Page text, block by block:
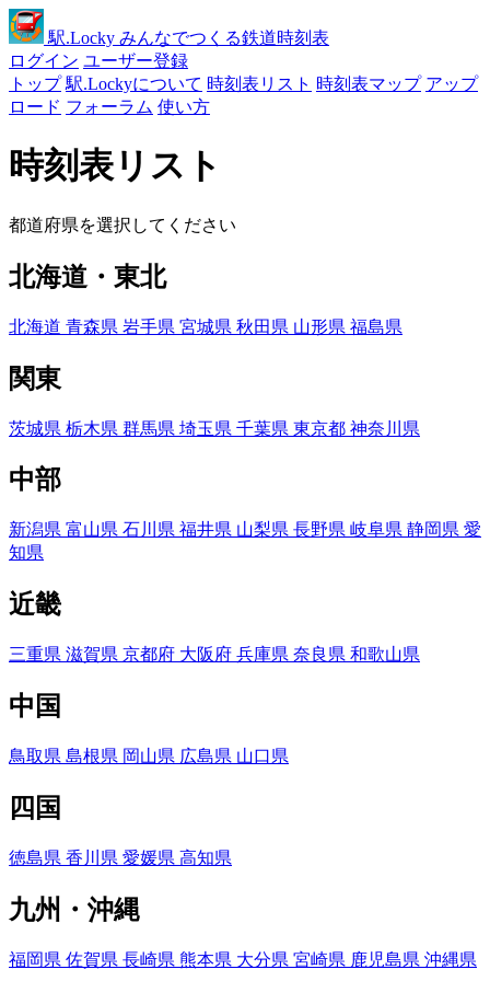
駅.Locky みんなでつくる鉄道時刻表
ログイン ユーザー登録
トップ 駅.Lockyについて 時刻表リスト 時刻表マップ アップ
ロード フォーラム 使い方
時刻表リスト
都道府県を選択してください
北海道・東北
北海道 青森県 岩手県 宮城県 秋田県 山形県 福島県
関東
茨城県 栃木県 群馬県 埼玉県 千葉県 東京都 神奈川県
中部
新潟県 富山県 石川県 福井県 山梨県 長野県 岐阜県 静岡県 愛
知県
近畿
三重県 滋賀県 京都府 大阪府 兵庫県 奈良県 和歌山県
中国
鳥取県 島根県 岡山県 広島県 山口県
四国
徳島県 香川県 愛媛県 高知県
九州・沖縄
福岡県 佐賀県 長崎県 熊本県 大分県 宮崎県 鹿児島県 沖縄県